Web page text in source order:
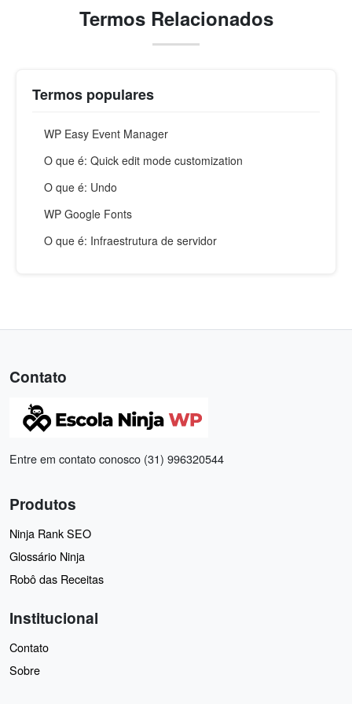
Termos Relacionados
Termos populares
WP Easy Event Manager
O que é: Quick edit mode customization
O que é: Undo
WP Google Fonts
O que é: Infraestrutura de servidor
Contato
Entre em contato conosco (31) 996320544
Produtos
Ninja Rank SEO
Glossário Ninja
Robô das Receitas
Institucional
Contato
Sobre